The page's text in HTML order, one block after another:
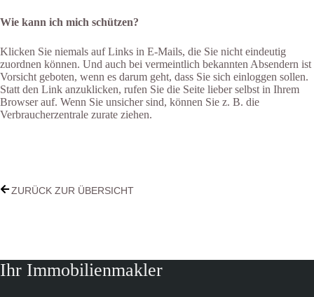
Wie kann ich mich schützen?
Klicken Sie niemals auf Links in E-Mails, die Sie nicht eindeutig
zuordnen können. Und auch bei vermeintlich bekannten Absendern ist
Vorsicht geboten, wenn es darum geht, dass Sie sich einloggen sollen.
Statt den Link anzuklicken, rufen Sie die Seite lieber selbst in Ihrem
Browser auf. Wenn Sie unsicher sind, können Sie z. B. die
Verbraucherzentrale zurate ziehen.
ZURÜCK ZUR ÜBERSICHT
Ihr Immobilienmakler